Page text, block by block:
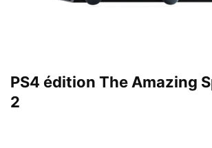
PS4 édition The Amazing
2